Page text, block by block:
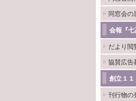
同窓会の
会報『七
だより閲
協賛広告
創立１
刊行物の